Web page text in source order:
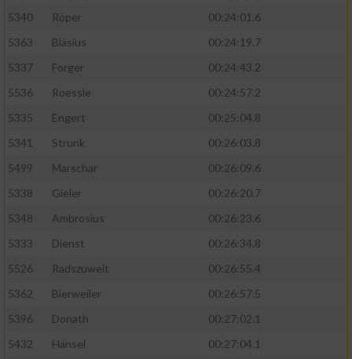
5340
Röper
00:24:01.6
5363
Bläsius
00:24:19.7
5337
Forger
00:24:43.2
5536
Roessle
00:24:57.2
5335
Engert
00:25:04.8
5341
Strunk
00:26:03.8
5499
Marschar
00:26:09.6
5338
Gieler
00:26:20.7
5348
Ambrosius
00:26:23.6
5333
Dienst
00:26:34.8
5526
Radszuweit
00:26:55.4
5362
Bierweiler
00:26:57.5
5396
Donath
00:27:02.1
5432
Hänsel
00:27:04.1